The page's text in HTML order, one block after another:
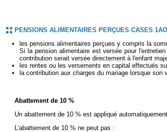
PENSIONS ALIMENTAIRES PERÇUES CASES
les pensions alimentaires perçues y compris la
Si la pension alimentaire est versée pour
contribution serait versée directement à l'enfant
les rentes ou les versements en capital effectués
la contribution aux charges du mariage lorsque
Abattement de 10 %
Un abattement de 10 % est appliqué
L’abattement de 10 % ne peut pas :